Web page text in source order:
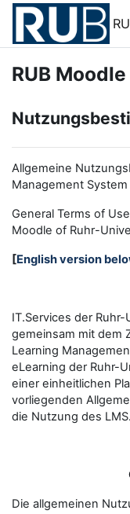
Zum Hauptinhalt
RUB Moodle
Allgemeine
Management
General Terms of
Moodle of Ruhr-
[English version
IT.Services der
gemeinsam mit dem
Learning
eLearning der Ruhr-
einer einheitlichen
vorliegenden
die Nutzung des LMS.
Die allgemeinen